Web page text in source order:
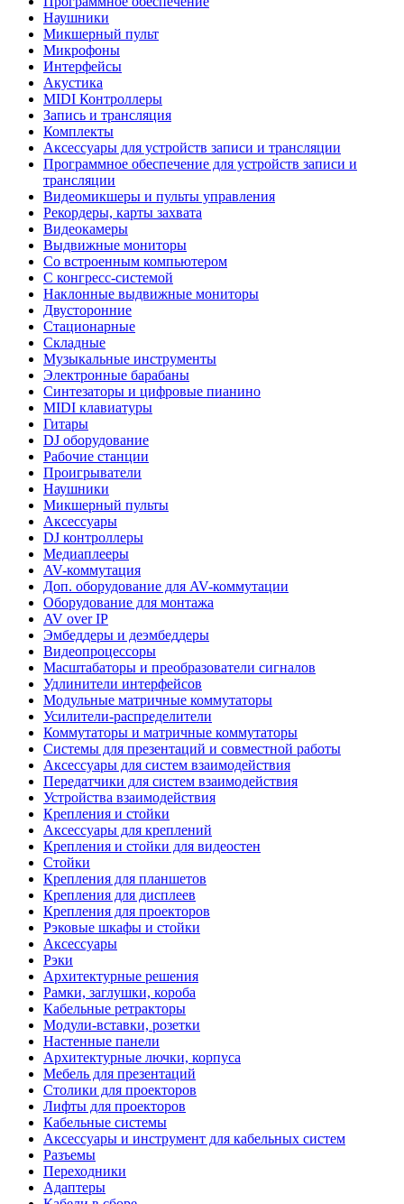
Наушники
Микшерный пульт
Микрофоны
Интерфейсы
Акустика
MIDI Контроллеры
Запись и трансляция
Комплекты
Аксессуары для устройств записи и трансляции
Программное обеспечение для устройств записи и
трансляции
Видеомикшеры и пульты управления
Рекордеры, карты захвата
Видеокамеры
Выдвижные мониторы
Со встроенным компьютером
С конгресс-системой
Наклонные выдвижные мониторы
Двусторонние
Стационарные
Складные
Музыкальные инструменты
Электронные барабаны
Синтезаторы и цифровые пианино
MIDI клавиатуры
Гитары
DJ оборудование
Рабочие станции
Проигрыватели
Наушники
Микшерный пульты
Аксессуары
DJ контроллеры
Медиаплееры
AV-коммутация
Доп. оборудование для AV-коммутации
Оборудование для монтажа
AV over IP
Эмбеддеры и деэмбеддеры
Видеопроцессоры
Масштабаторы и преобразователи сигналов
Удлинители интерфейсов
Модульные матричные коммутаторы
Усилители-распределители
Коммутаторы и матричные коммутаторы
Системы для презентаций и совместной работы
Аксессуары для систем взаимодействия
Передатчики для систем взаимодействия
Устройства взаимодействия
Крепления и стойки
Аксессуары для креплений
Крепления и стойки для видеостен
Стойки
Крепления для планшетов
Крепления для дисплеев
Крепления для проекторов
Рэковые шкафы и стойки
Аксессуары
Рэки
Архитектурные решения
Рамки, заглушки, короба
Кабельные ретракторы
Модули-вставки, розетки
Настенные панели
Архитектурные лючки, корпуса
Мебель для презентаций
Столики для проекторов
Лифты для проекторов
Кабельные системы
Аксессуары и инструмент для кабельных систем
Разъемы
Переходники
Адаптеры